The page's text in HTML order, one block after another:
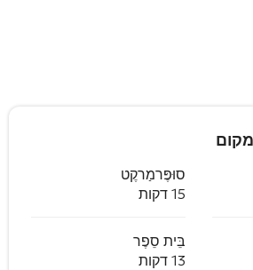
סוּפֶּרמַרקֶט
15 דקות
בֵּית סֵפֶר
13 דקות